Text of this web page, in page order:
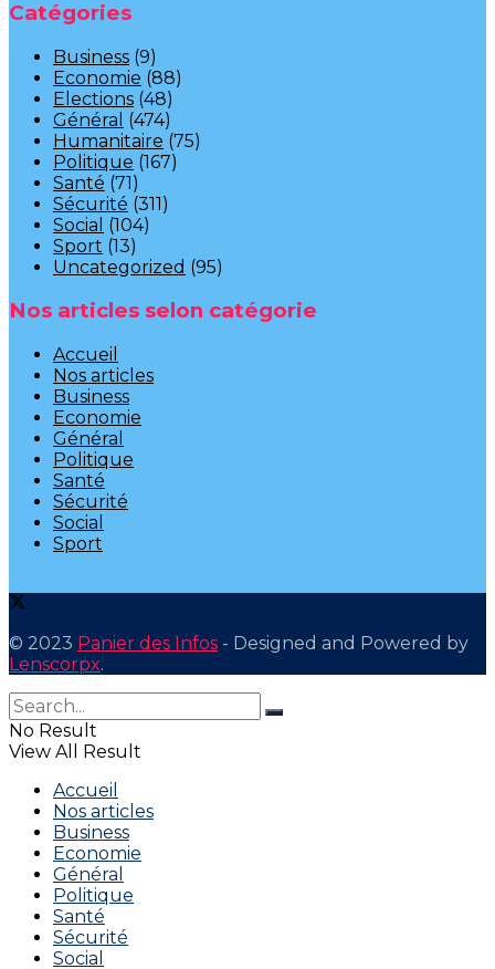
Catégories
Business (9)
Economie (88)
Elections (48)
Général (474)
Humanitaire (75)
Politique (167)
Santé (71)
Sécurité (311)
Social (104)
Sport (13)
Uncategorized (95)
Nos articles selon catégorie
Accueil
Nos articles
Business
Economie
Général
Politique
Santé
Sécurité
Social
Sport
© 2023 Panier des Infos - Designed and Powered by
Lenscorpx.
No Result
View All Result
Accueil
Nos articles
Business
Economie
Général
Politique
Santé
Sécurité
Social